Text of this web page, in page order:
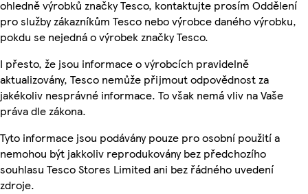
ohledně výrobků značky Tesco, kontaktujte prosím Oddělení
pro služby zákazníkům Tesco nebo výrobce daného výrobku,
pokdu se nejedná o výrobek značky Tesco.
I přesto, že jsou informace o výrobcích pravidelně
aktualizovány, Tesco nemůže přijmout odpovědnost za
jakékoliv nesprávné informace. To však nemá vliv na Vaše
práva dle zákona.
Tyto informace jsou podávány pouze pro osobní použití a
nemohou být jakkoliv reprodukovány bez předchozího
souhlasu Tesco Stores Limited ani bez řádného uvedení
zdroje.